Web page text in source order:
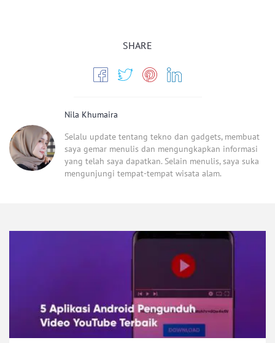
SHARE
Nila Khumaira
Selalu update tentang tekno dan gadgets, membuat
saya gemar menulis dan mengungkapkan informasi
yang telah saya dapatkan. Selain menulis, saya suka
mengunjungi tempat-tempat wisata alam.